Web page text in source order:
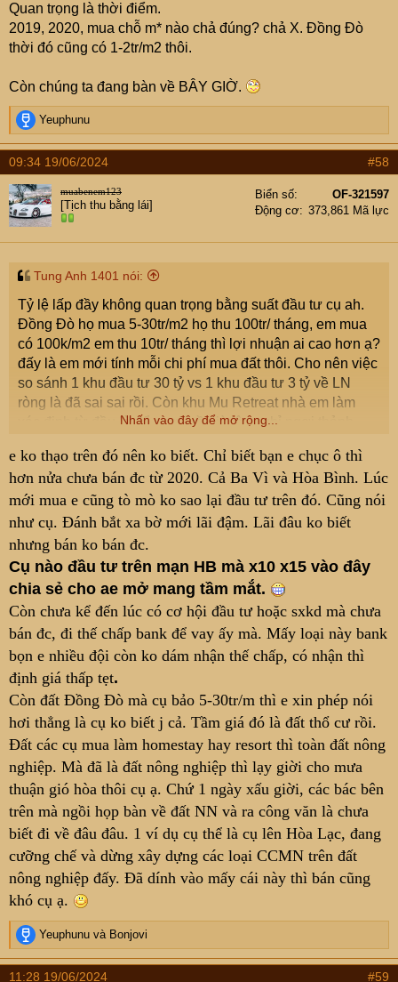
Nếu ai từng đầu tư đất mặt hồ Hòa Bình thời điểm 2020
thì chuyện x10, x15 lần không hiếm. Quan trọng là thời
điểm.
Quan trọng là thời điểm.
2019, 2020, mua chỗ m* nào chả đúng? chả X. Đồng Đò
thời đó cũng có 1-2tr/m2 thôi.
Còn chúng ta đang bàn về BÂY GIỜ.
R
e
a
c
t
i
o
n
s
Yeuphunu
09:34 19/06/2024 #58
muabenem123
[Tịch thu bằng lái]
Biển số
OF-321597
Động cơ
373,861 Mã lực
Tung Anh 1401 nói:
Tỷ lệ lấp đầy không quan trọng bằng suất đầu tư cụ ah.
Đồng Đò họ mua 5-30tr/m2 họ thu 100tr/ tháng, em mua
có 100k/m2 em thu 10tr/ tháng thì lợi nhuận ai cao hơn ạ?
đấy là em mới tính mỗi chi phí mua đất thôi. Cho nên việc
so sánh 1 khu đầu tư 30 tỷ vs 1 khu đầu tư 3 tỷ về LN
ròng là đã sai sai rồi. Còn khu Mu Retreat nhà em làm
xác định từ đầu là để chơi, về già lên nghỉ ngơi thảnh
khu bảo tồn thiên nhiên QG.
Đất mua 100k/m2 tăng lên 500k là x5 có dễ không ạ?
Nếu ai từng đầu tư đất mặt hồ Hòa Bình thời điểm 2020
thì chuyện x10, x15 lần không hiếm. Quan trọng là thời
điểm.
Nhấn vào đây để mở rộng...
e ko thạo trên đó nên ko biết. Chỉ biết bạn e chục ô thì
hơn nửa chưa bán đc từ 2020. Cả Ba Vì và Hòa Bình. Lúc
mới mua e cũng tò mò ko sao lại đầu tư trên đó. Cũng nói
như cụ. Đánh bắt xa bờ mới lãi đậm. Lãi đâu ko biết
nhưng bán ko bán đc.
Cụ nào đầu tư trên mạn HB mà x10 x15 vào đây
chia sẻ cho ae mở mang tầm mắt.
Còn chưa kể đến lúc có cơ hội đầu tư hoặc sxkd mà chưa
bán đc, đi thế chấp bank để vay ấy mà. Mấy loại này bank
bọn e nhiều đội còn ko dám nhận thế chấp, có nhận thì
định giá thấp tẹt.
Còn đất Đồng Đò mà cụ bảo 5-30tr/m thì e xin phép nói
hơi thẳng là cụ ko biết j cả. Tầm giá đó là đất thổ cư rồi.
Đất các cụ mua làm homestay hay resort thì toàn đất nông
nghiệp. Mà đã là đất nông nghiệp thì lạy giời cho mưa
thuận gió hòa thôi cụ ạ. Chứ 1 ngày xấu giời, các bác bên
trên mà ngồi họp bàn về đất NN và ra công văn là chưa
biết đi về đâu đâu. 1 ví dụ cụ thể là cụ lên Hòa Lạc, đang
cưỡng chế và dừng xây dựng các loại CCMN trên đất
nông nghiệp đấy. Đã dính vào mấy cái này thì bán cũng
khó cụ ạ.
R
e
a
Yeuphunu và Bonjovi
11:28 19/06/2024 #59